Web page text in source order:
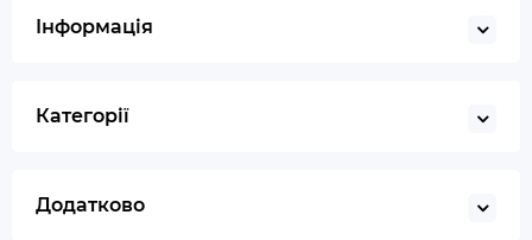
Інформація
Категорії
Додатково